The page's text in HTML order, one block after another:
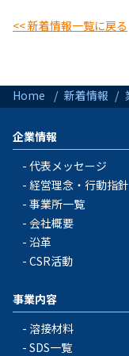
<< 新着情報一覧に戻る
Home 新着情報
企業情報
代表メッセージ
経営理念・行動指針
事業所一覧
会社概要
沿革
CSR活動
事業内容
溶接材料
SDS一覧